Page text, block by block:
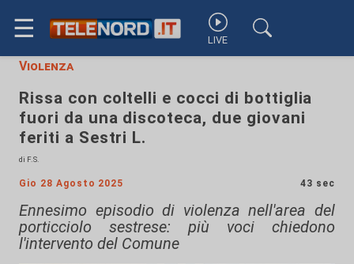
☰ LIVE
Violenza
Rissa con coltelli e cocci di bottiglia
fuori da una discoteca, due giovani
feriti a Sestri L.
di F.S.
Gio 28 Agosto 2025 43 sec
Ennesimo episodio di violenza nell'area del
porticciolo sestrese: più voci chiedono
l'intervento del Comune